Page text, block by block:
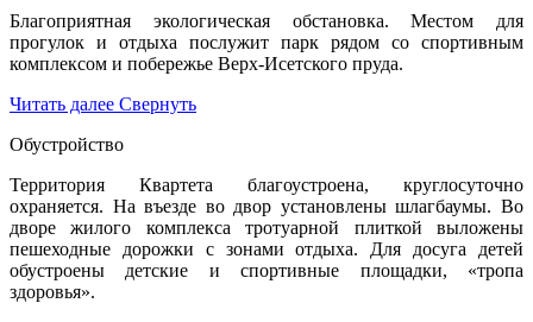
Благоприятная экологическая обстановка. Местом для
прогулок и отдыха послужит парк рядом со спортивным
комплексом и побережье Верх-Исетского пруда.
Читать далее Свернуть
Обустройство
Территория Квартета благоустроена, круглосуточно
охраняется. На въезде во двор установлены шлагбаумы. Во
дворе жилого комплекса тротуарной плиткой выложены
пешеходные дорожки с зонами отдыха. Для досуга детей
обустроены детские и спортивные площадки, «тропа
здоровья».